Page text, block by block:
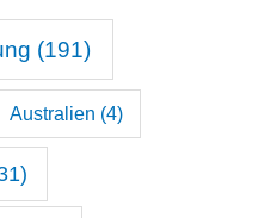
(191)
Australien (4)